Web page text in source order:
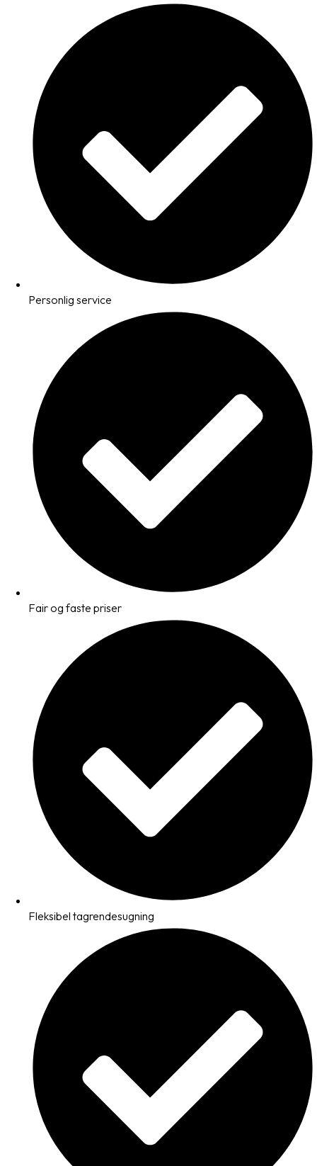
Personlig service
Fair og faste priser
Fleksibel tagrendesugning